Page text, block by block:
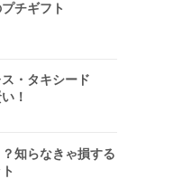
チギフト
・タキシード
！
知らなきゃ損する